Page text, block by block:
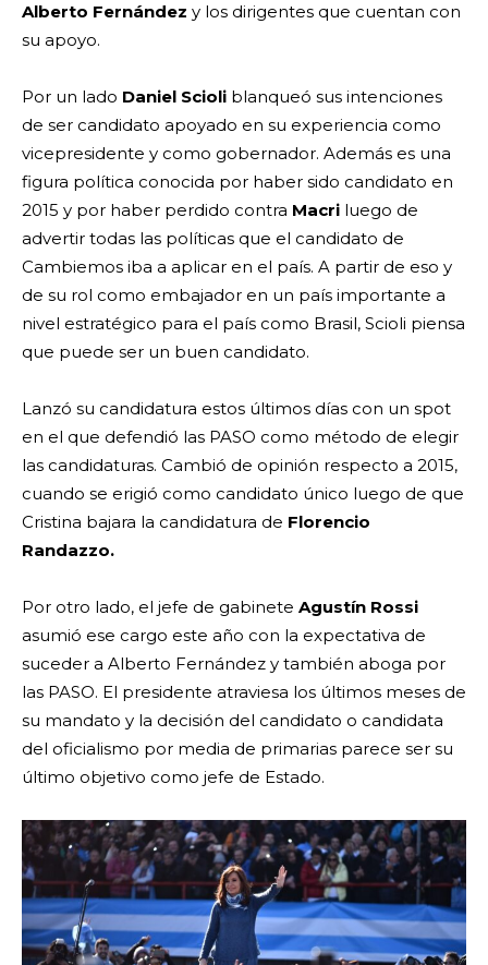
Alberto Fernández y los dirigentes que cuentan con
su apoyo.
Por un lado Daniel Scioli blanqueó sus intenciones
de ser candidato apoyado en su experiencia como
vicepresidente y como gobernador. Además es una
figura política conocida por haber sido candidato en
2015 y por haber perdido contra Macri luego de
advertir todas las políticas que el candidato de
Cambiemos iba a aplicar en el país. A partir de eso y
de su rol como embajador en un país importante a
nivel estratégico para el país como Brasil, Scioli piensa
que puede ser un buen candidato.
Lanzó su candidatura estos últimos días con un spot
en el que defendió las PASO como método de elegir
las candidaturas. Cambió de opinión respecto a 2015,
cuando se erigió como candidato único luego de que
Cristina bajara la candidatura de Florencio
Randazzo.
Por otro lado, el jefe de gabinete Agustín Rossi
asumió ese cargo este año con la expectativa de
suceder a Alberto Fernández y también aboga por
las PASO. El presidente atraviesa los últimos meses de
su mandato y la decisión del candidato o candidata
del oficialismo por media de primarias parece ser su
último objetivo como jefe de Estado.